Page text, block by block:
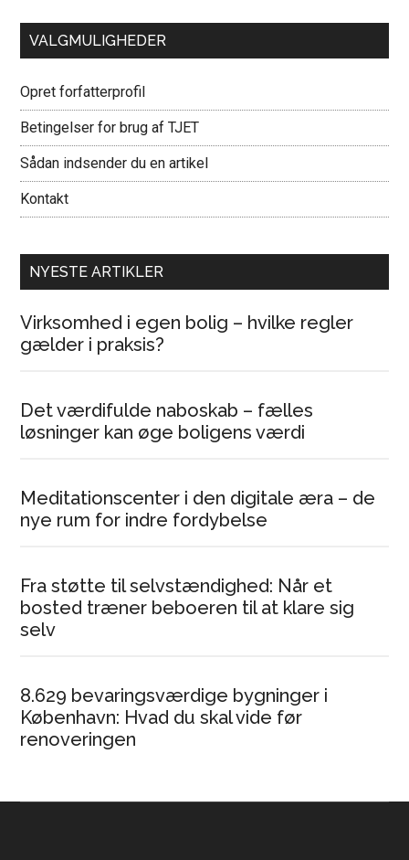
VALGMULIGHEDER
Opret forfatterprofil
Betingelser for brug af TJET
Sådan indsender du en artikel
Kontakt
NYESTE ARTIKLER
Virksomhed i egen bolig – hvilke regler
gælder i praksis?
Det værdifulde naboskab – fælles
løsninger kan øge boligens værdi
Meditationscenter i den digitale æra – de
nye rum for indre fordybelse
Fra støtte til selvstændighed: Når et
bosted træner beboeren til at klare sig
selv
8.629 bevaringsværdige bygninger i
København: Hvad du skal vide før
renoveringen